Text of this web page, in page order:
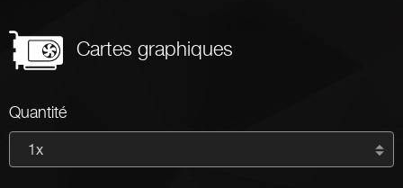
Cartes graphiques
Quantité
1x